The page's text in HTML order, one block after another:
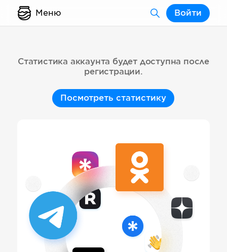
Меню Войти
Статистика аккаунта будет доступна после
регистрации.
Посмотреть статистику